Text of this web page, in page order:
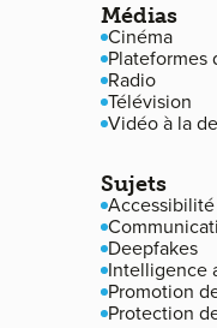
Médias
Cinéma
Plateformes
Radio
Télévision
Vidéo à la
Sujets
Deepfakes
Intelligence
Promotion
Protection